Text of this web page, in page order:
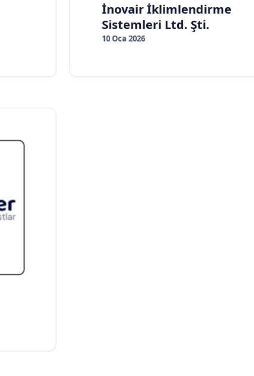
İnovair İklimlendirme
Sistemleri Ltd. Şti.
10 Oca 2026